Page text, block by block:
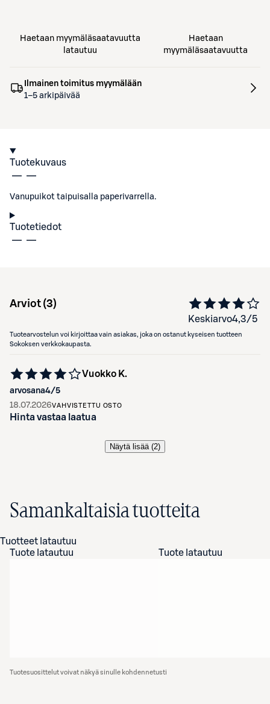
Haetaan myymäläsaatavuutta
latautuu
Haetaan
myymäläsaatavuutta
Ilmainen toimitus myymälään
1–5 arkipäivää
Tuotekuvaus
Vanupuikot taipuisalla paperivarrella.
Tuotetiedot
Arviot (3)
Keskiarvo4,3/5
Tuotearvostelun voi kirjoittaa vain asiakas, joka on ostanut kyseisen tuotteen
Sokoksen verkkokaupasta.
arvosana4/5
Vuokko K.
18.07.2026VAHVISTETTU OSTO
Hinta vastaa laatua
Näytä lisää (2)
Samankaltaisia tuotteita
Tuotteet latautuu
Tuote latautuu
Tuote latautuu
Tuotesuosittelut voivat näkyä sinulle kohdennetusti